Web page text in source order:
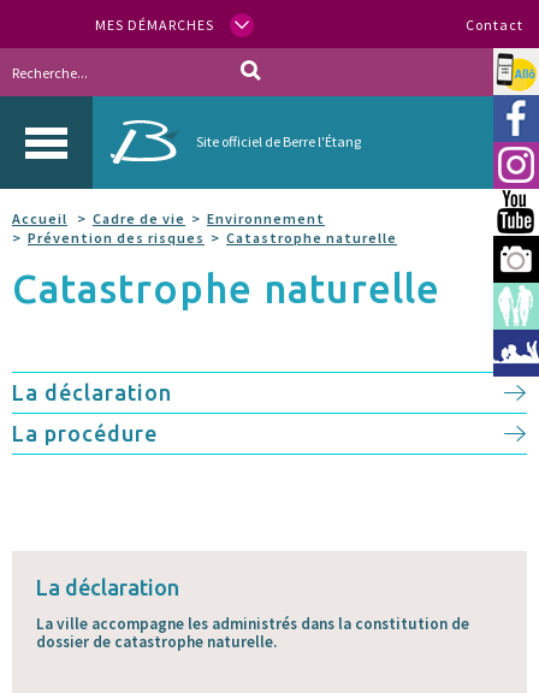
MES DÉMARCHES Contact
Site officiel de Berre l'Étang
Allo
Accueil Cadre de vie
Environnement
Prévention des risques
Catastrophe naturelle
Catastrophe naturelle
La déclaration
La procédure
La déclaration
La ville accompagne les administrés dans la constitution de
dossier de catastrophe naturelle.